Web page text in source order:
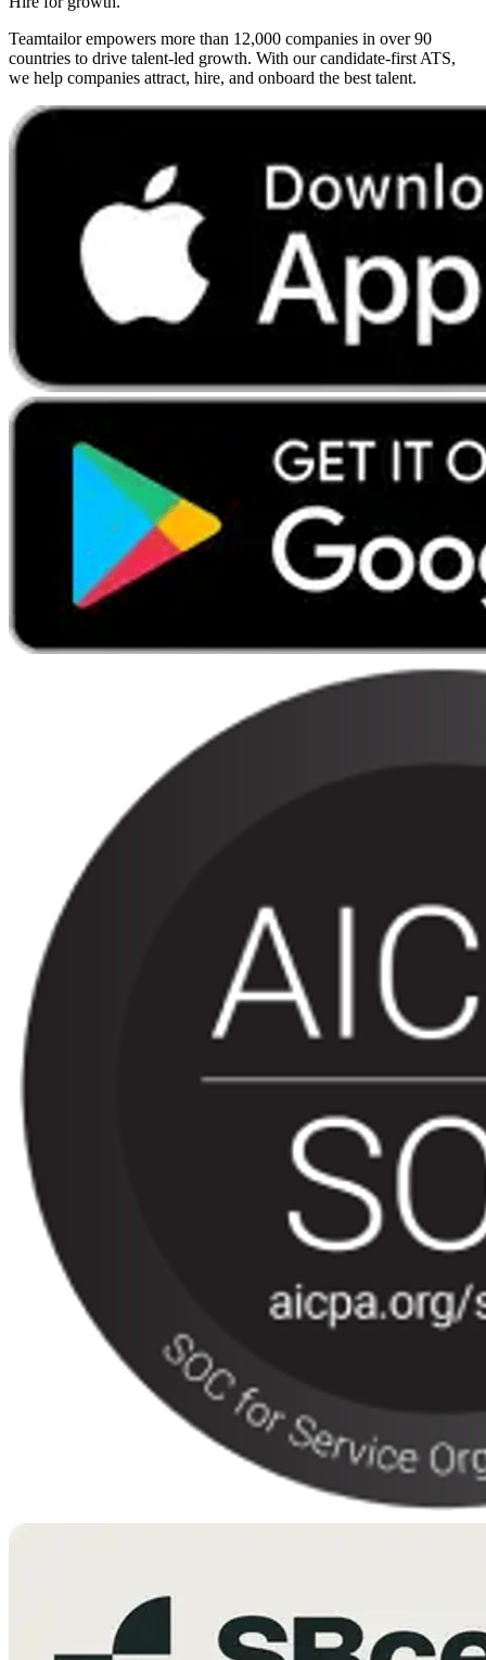
Teamtailor empowers more than 12,000 companies in over 90
countries to drive talent-led growth. With our candidate-first ATS,
we help companies attract, hire, and onboard the best talent.